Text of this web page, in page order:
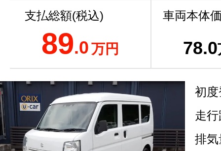
支払総額(税込)
89.0万円
車両本体
78.0
初
走
排気